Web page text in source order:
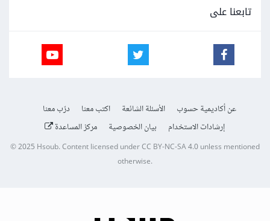
تابعنا على
عن أكاديمية حسوب الأسئلة الشائعة اكتب معنا
درّب معنا
إرشادات الاستخدام
بيان الخصوصية مركز المساعدة
© 2025Hsoub.Content licensed underCC BY-NC-SA 4.0unless mentioned
otherwise.